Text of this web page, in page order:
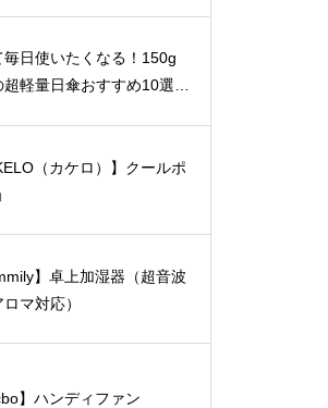
毎日使いたくなる！150g
超軽量日傘おすすめ10選
（カケロ）】クールポ
】卓上加湿器（超音波
マ対応）
】ハンディファン